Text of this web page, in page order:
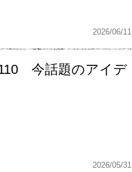
2026/06/11
今話題のアイデ
2026/05/31